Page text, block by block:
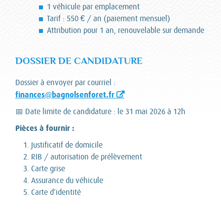
1 véhicule par emplacement
Tarif : 550 € / an (paiement mensuel)
Attribution pour 1 an, renouvelable sur demande
DOSSIER DE CANDIDATURE
Dossier à envoyer par courriel :
finances@bagnolsenforet.fr
📅 Date limite de candidature : le 31 mai 2026 à 12h
Pièces à fournir :
Justificatif de domicile
RIB / autorisation de prélèvement
Carte grise
Assurance du véhicule
Carte d’identité